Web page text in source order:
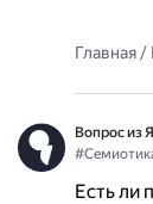
Главная/
Вопрос из
Есть ли